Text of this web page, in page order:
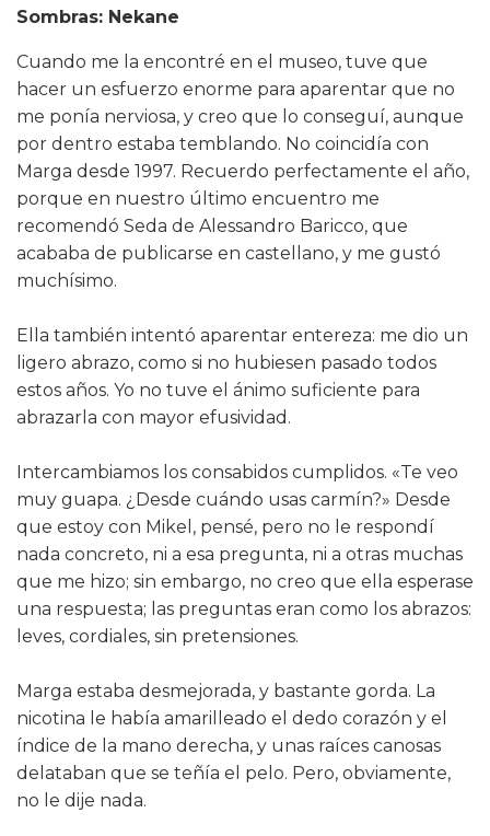
Sombras: Nekane
Cuando me la encontré en el museo, tuve que
hacer un esfuerzo enorme para aparentar que no
me ponía nerviosa, y creo que lo conseguí, aunque
por dentro estaba temblando. No coincidía con
Marga desde 1997. Recuerdo perfectamente el año,
porque en nuestro último encuentro me
recomendó Seda de Alessandro Baricco, que
acababa de publicarse en castellano, y me gustó
muchísimo.
Ella también intentó aparentar entereza: me dio un
ligero abrazo, como si no hubiesen pasado todos
estos años. Yo no tuve el ánimo suficiente para
abrazarla con mayor efusividad.
Intercambiamos los consabidos cumplidos. «Te veo
muy guapa. ¿Desde cuándo usas carmín?» Desde
que estoy con Mikel, pensé, pero no le respondí
nada concreto, ni a esa pregunta, ni a otras muchas
que me hizo; sin embargo, no creo que ella esperase
una respuesta; las preguntas eran como los abrazos:
leves, cordiales, sin pretensiones.
Marga estaba desmejorada, y bastante gorda. La
nicotina le había amarilleado el dedo corazón y el
índice de la mano derecha, y unas raíces canosas
delataban que se teñía el pelo. Pero, obviamente,
no le dije nada.